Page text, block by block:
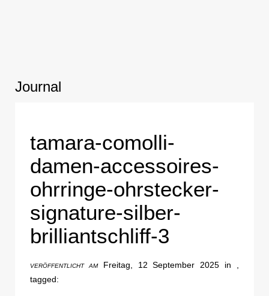
Journal
tamara-comolli-
damen-accessoires-
ohrringe-ohrstecker-
signature-silber-
brilliantschliff-3
VERÖFFENTLICHT AMFreitag, 12 September 2025 in ,
tagged: